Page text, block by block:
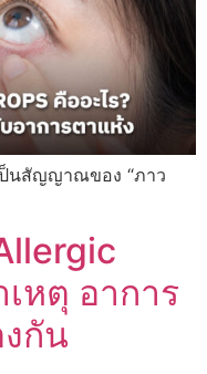
นสัญญาณของ “ภาว
หตุ อาการ
กัน